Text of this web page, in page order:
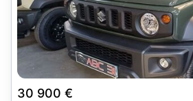
30 900 €